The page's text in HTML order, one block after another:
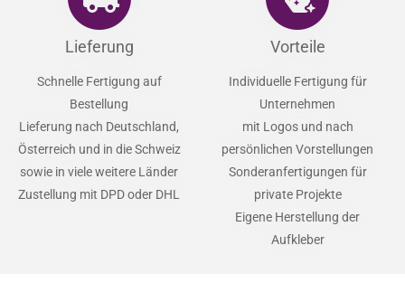
Lieferung
Schnelle Fertigung auf
Bestellung
Lieferung nach Deutschland,
Österreich und in die Schweiz
sowie in viele weitere Länder
Zustellung mit DPD oder DHL
Vorteile
Individuelle Fertigung für
Unternehmen
mit Logos und nach
persönlichen Vorstellungen
Sonderanfertigungen für
private Projekte
Eigene Herstellung der
Aufkleber